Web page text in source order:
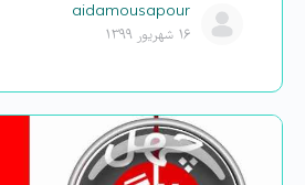
aidamousapour
۱۶ شهریور ۱۳۹۹